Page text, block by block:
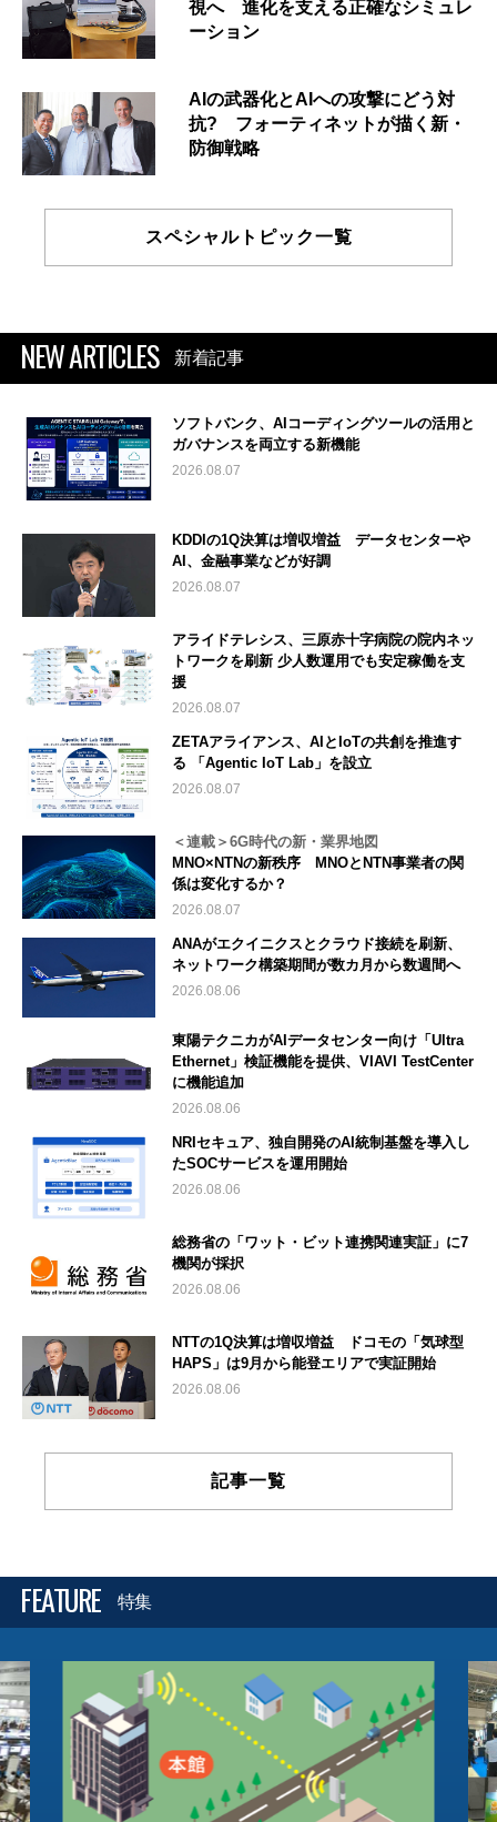
視へ 進化を支える正確なシミュレ
ーション
AIの武器化とAIへの攻撃にどう対
抗? フォーティネットが描く新・
防御戦略
スペシャルトピック一覧
NEW ARTICLES 新着記事
ソフトバンク、AIコーディングツールの活用と
ガバナンスを両立する新機能
2026.08.07
KDDIの1Q決算は増収増益 データセンターや
AI、金融事業などが好調
2026.08.07
アライドテレシス、三原赤十字病院の院内ネッ
トワークを刷新 少人数運用でも安定稼働を支
援
2026.08.07
ZETAアライアンス、AIとIoTの共創を推進す
る 「Agentic IoT Lab」を設立
2026.08.07
＜連載＞6G時代の新・業界地図
MNO×NTNの新秩序 MNOとNTN事業者の関
係は変化するか？
2026.08.07
ANAがエクイニクスとクラウド接続を刷新、
ネットワーク構築期間が数カ月から数週間へ
2026.08.06
東陽テクニカがAIデータセンター向け「Ultra
Ethernet」検証機能を提供、VIAVI TestCenter
に機能追加
2026.08.06
NRIセキュア、独自開発のAI統制基盤を導入し
たSOCサービスを運用開始
2026.08.06
総務省の「ワット・ビット連携関連実証」に7
機関が採択
2026.08.06
NTTの1Q決算は増収増益 ドコモの「気球型
HAPS」は9月から能登エリアで実証開始
2026.08.06
記事一覧
FEATURE 特集